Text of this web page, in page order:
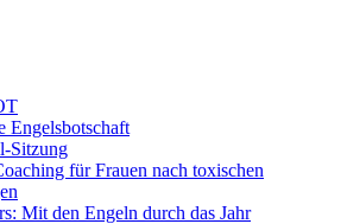
Engelsbotschaft
Sitzung
für Frauen nach toxischen
Mit den Engeln durch das Jahr